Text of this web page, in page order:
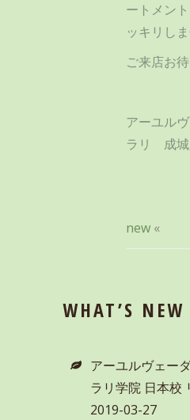
WHAT’S NEW
アーユルヴェー
ラリ学院 日本校
2019-03-27
ートメン
ッキリし
ご来店お
アーユル
ラリ 成城
new «